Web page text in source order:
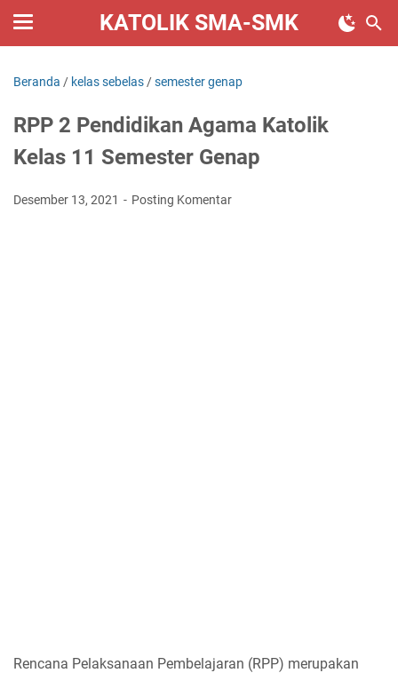
KATOLIK SMA-SMK
Beranda / kelas sebelas /semester genap
RPP 2 Pendidikan Agama Katolik
Kelas 11 Semester Genap
Desember 13, 2021 Posting Komentar
Rencana Pelaksanaan Pembelajaran (RPP) merupakan